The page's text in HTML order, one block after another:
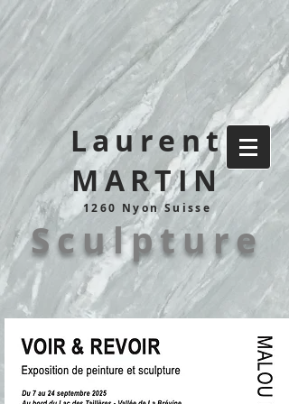
Laurent
MARTIN
1260 Nyon Suisse
Sculpture